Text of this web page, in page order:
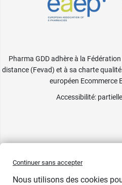
Pharma GDD adhère à la
distance (Fevad) et à sa charte
européen Ecommerce
Accessibilité:
Continuer sans accepter
Nous utilisons des cookies